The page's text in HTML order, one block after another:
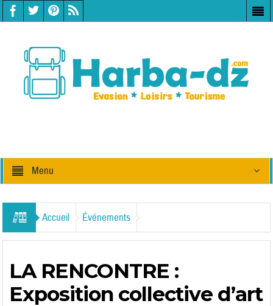
Menu
Accueil Événements
LA RENCONTRE :
Exposition collective d’art